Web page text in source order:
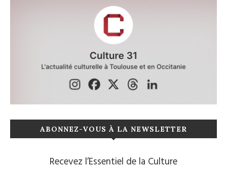
ABONNEZ-VOUS À LA NEWSLETTER
Recevez l’Essentiel de la Culture